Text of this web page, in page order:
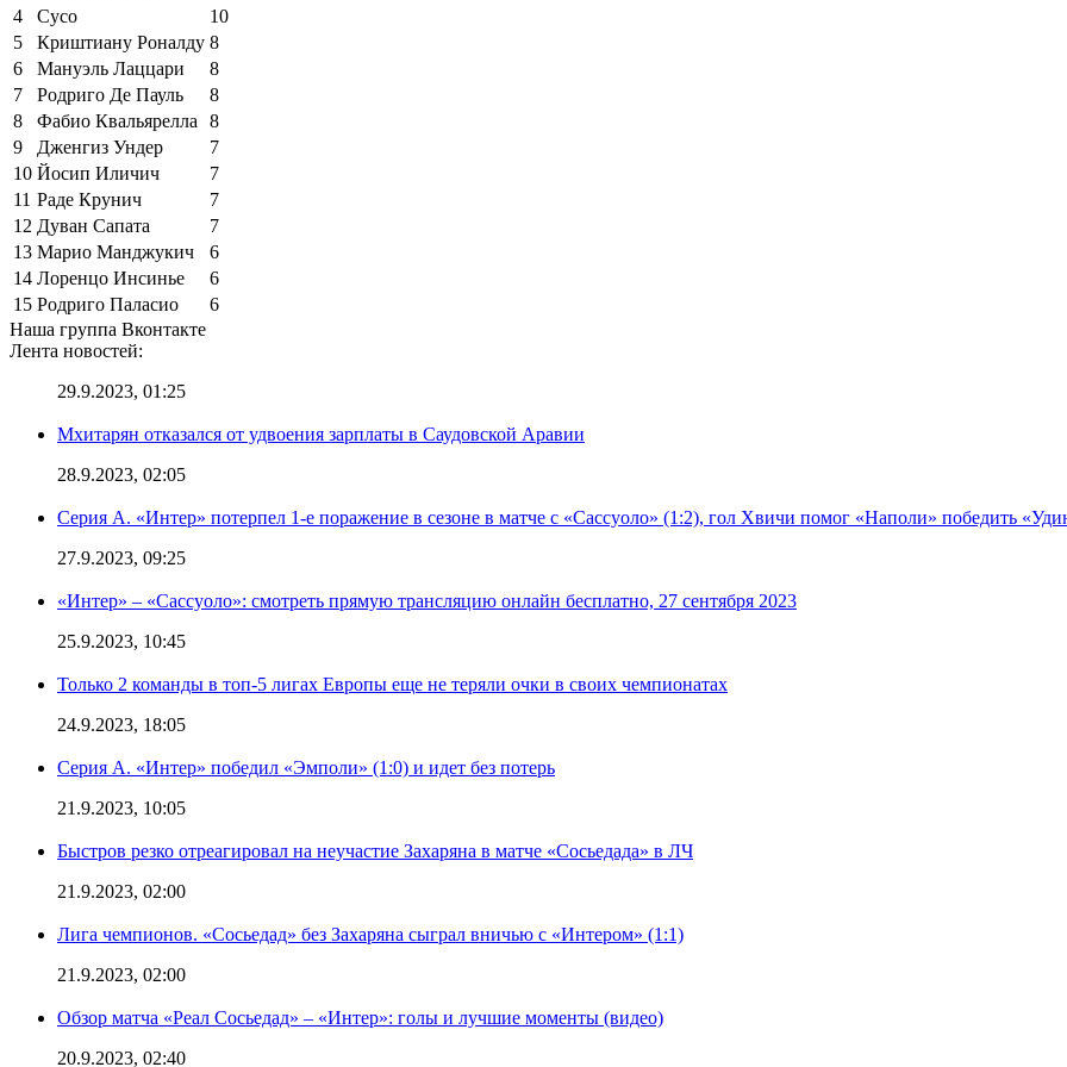
4
Сусо
10
5
Криштиану Роналду 8
6
Мануэль Лаццари
8
7
Родриго Де Пауль
8
8
Фабио Квальярелла
8
9
Дженгиз Ундер
7
10 Йосип Иличич
7
11 Раде Крунич
7
12 Дуван Сапата
7
13 Марио Манджукич
6
14 Лоренцо Инсинье
6
15 Родриго Паласио
6
Наша группа Вконтакте
Лента новостей:
29.9.2023, 01:25
Мхитарян отказался от удвоения зарплаты в Саудовской Аравии
28.9.2023, 02:05
Серия А. «Интер» потерпел 1-е поражение в сезоне в матче с «Сассуоло» (1:2), гол Хвичи помог «Наполи» победить
27.9.2023, 09:25
«Интер» – «Сассуоло»: смотреть прямую трансляцию онлайн бесплатно, 27 сентября 2023
25.9.2023, 10:45
Только 2 команды в топ-5 лигах Европы еще не теряли очки в своих чемпионатах
24.9.2023, 18:05
Серия А. «Интер» победил «Эмполи» (1:0) и идет без потерь
21.9.2023, 10:05
Быстров резко отреагировал на неучастие Захаряна в матче «Сосьедада» в ЛЧ
21.9.2023, 02:00
Лига чемпионов. «Сосьедад» без Захаряна сыграл вничью с «Интером» (1:1)
21.9.2023, 02:00
Обзор матча «Реал Сосьедад» – «Интер»: голы и лучшие моменты (видео)
20.9.2023, 02:40